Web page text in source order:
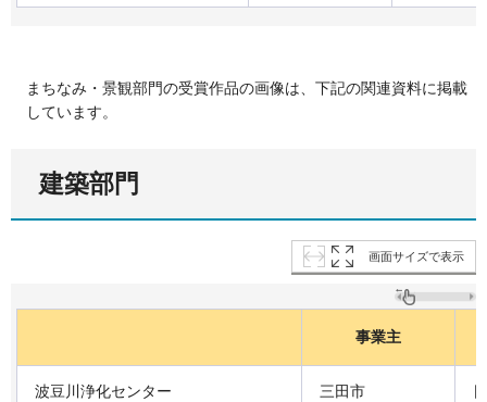
まちなみ・景観部門の受賞作品の画像は、下記の関連資料に掲載
しています。
建築部門
画面サイズで表示
事業主
波豆川浄化センター
三田市